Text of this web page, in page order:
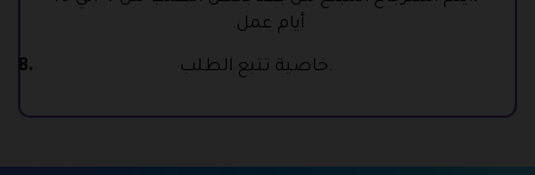
أيام عمل.
خاصية تتبع الطلب.